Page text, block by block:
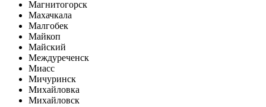
Магнитогорск
Махачкала
Малгобек
Майкоп
Майский
Междуреченск
Миасс
Мичуринск
Михайловка
Михайловск